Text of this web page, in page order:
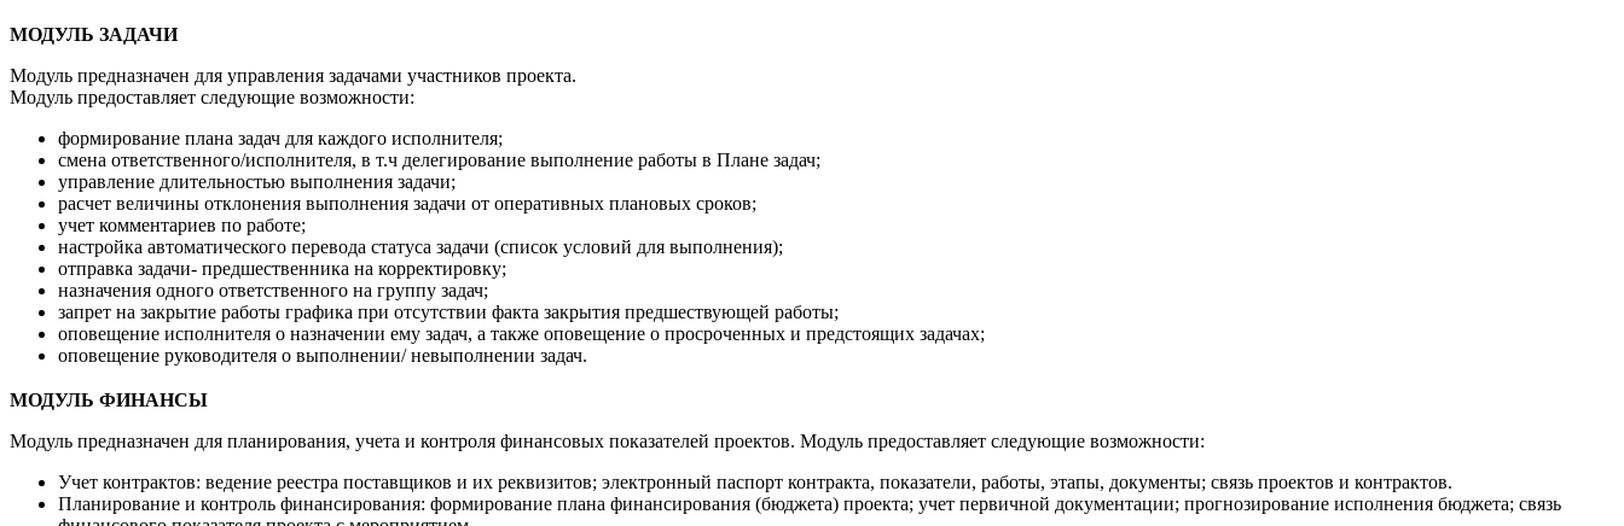
МОДУЛЬ ЗАДАЧИ
Модуль предназначен для управления задачами участников проекта.
Модуль предоставляет следующие возможности:
формирование плана задач для каждого исполнителя;
смена ответственного/исполнителя, в т.ч делегирование выполнение работы в Плане задач;
управление длительностью выполнения задачи;
расчет величины отклонения выполнения задачи от оперативных плановых сроков;
учет комментариев по работе;
настройка автоматического перевода статуса задачи (список условий для выполнения);
отправка задачи- предшественника на корректировку;
назначения одного ответственного на группу задач;
запрет на закрытие работы графика при отсутствии факта закрытия предшествующей работы;
оповещение исполнителя о назначении ему задач, а также оповещение о просроченных и предстоящих задачах;
оповещение руководителя о выполнении/ невыполнении задач.
МОДУЛЬ ФИНАНСЫ
Модуль предназначен для планирования, учета и контроля финансовых показателей проектов. Модуль предоставляет следующие возможности:
Учет контрактов: ведение реестра поставщиков и их реквизитов; электронный паспорт контракта, показатели, работы, этапы, документы; связь проектов и контрактов.
Планирование и контроль финансирования: формирование плана финансирования (бюджета) проекта; учет первичной документации; прогнозирование исполнения бюджета; связь